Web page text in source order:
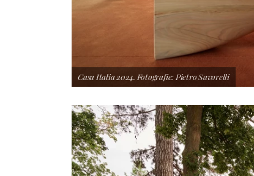
Casa Italia 2024. Fotografie: Pietro Savorelli